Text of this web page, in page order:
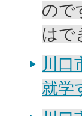
ので
はで
川口
就学